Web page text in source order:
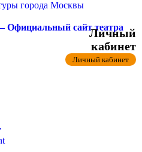
города Москвы
Официальный сайт театра
Личный
кабинет
Личный кабинет